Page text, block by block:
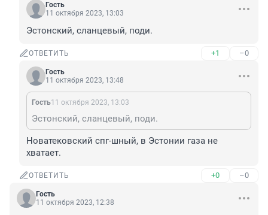
Гость
11 октября 2023, 13:03
Эстонский, сланцевый, поди.
ОТВЕТИТЬ +1 –0
Гость
11 октября 2023, 13:48
Гость11 октября 2023, 13:03
Эстонский, сланцевый, поди.
Новатековский спг-шный, в Эстонии газа не
хватает.
ОТВЕТИТЬ +0 –0
Гость
11 октября 2023, 12:38